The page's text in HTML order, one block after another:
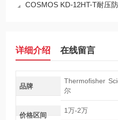
COSMOS KD-12HT-T耐压防爆
详细介绍 在线留言
品牌
Thermofisher
尔
价格区间
1万-2万